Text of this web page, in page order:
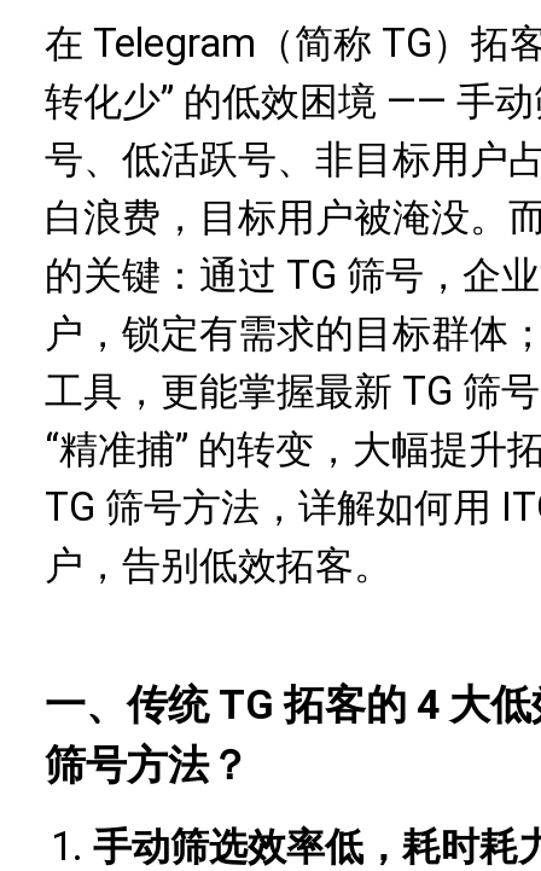
在 Telegram（简称 TG）拓
转化少” 的低效困境 —— 手
号、低活跃号、非目标用户
白浪费，目标用户被淹没。
的关键：通过 TG 筛号，企
户，锁定有需求的目标群体
工具，更能掌握最新 TG 筛
“精准捕” 的转变，大幅提升
TG 筛号方法，详解如何用
户，告别低效拓客。
一、传统 TG 拓客的 4 大
筛号方法？
手动筛选效率低，耗时耗